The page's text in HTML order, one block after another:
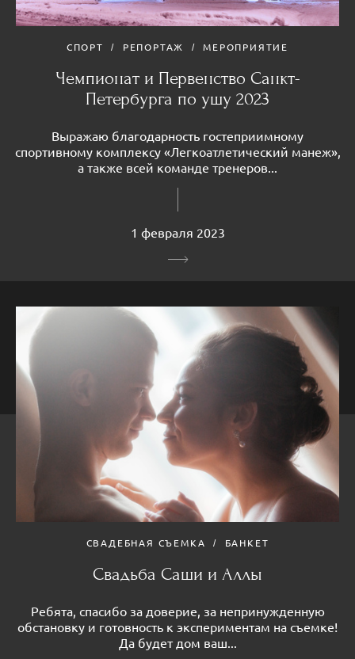
СПОРТ РЕПОРТАЖ МЕРОПРИЯТИЕ
Чемпионат и Первенство Санкт-
Петербурга по ушу 2023
Выражаю благодарность гостеприимному
спортивному комплексу «Легкоатлетический манеж»,
а также всей команде тренеров...
1 февраля 2023
СВАДЕБНАЯ СЪЕМКА БАНКЕТ
Свадьба Саши и Аллы
Ребята, спасибо за доверие, за непринужденную
обстановку и готовность к экспериментам на съемке!
Да будет дом ваш...